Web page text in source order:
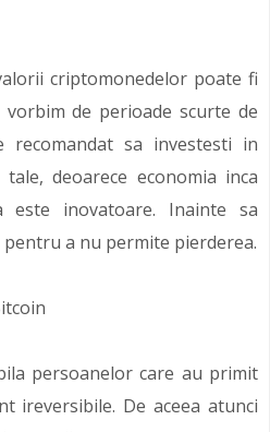
criptomonedelor poate fi
de perioade scurte de
recomandat sa investesti in
deoarece economia inca
inovatoare. Inainte sa
a nu permite pierderea.
persoanelor care au primit
ireversibile. De aceea atunci